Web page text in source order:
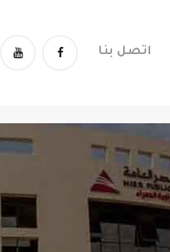
اتصل بنا
عن المكتبة
العضوية